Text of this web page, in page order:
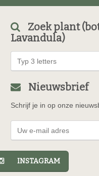
Zoek plant
Lavandula)
Nieuwsbrief
Schrijf je in op onze
INSTAGRAM